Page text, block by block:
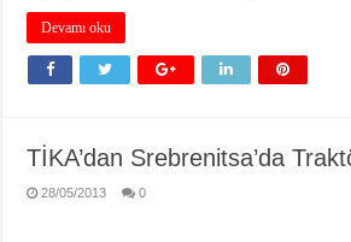
Devamı oku
TİKA’dan Srebrenitsa’da
28/05/2013 0